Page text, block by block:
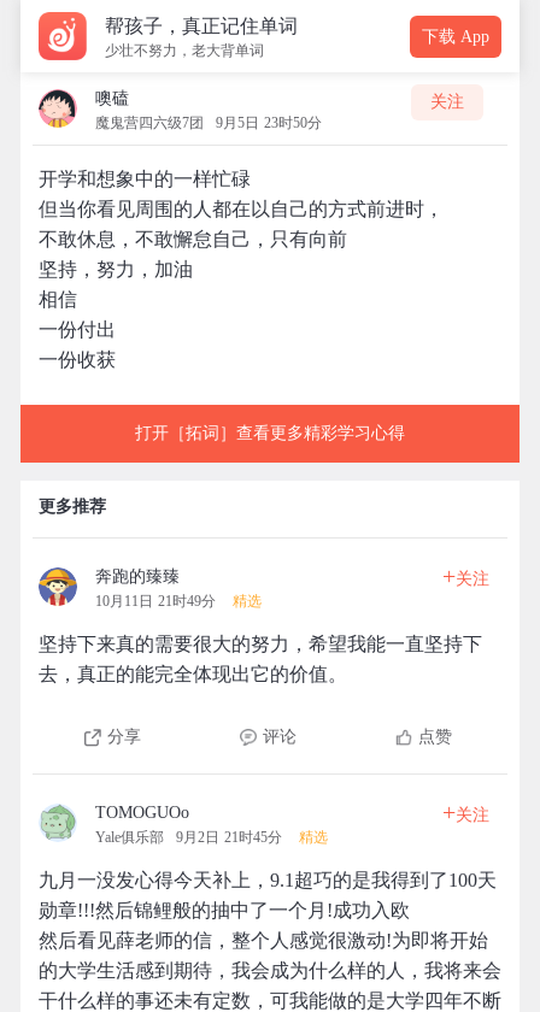
帮孩子，真正记住单词
少壮不努力，老大背单词
下载 App
噢磕
魔鬼营四六级7团 9月5日 23时50分
关注
开学和想象中的一样忙碌
但当你看见周围的人都在以自己的方式前进时，
不敢休息，不敢懈怠自己，只有向前
坚持，努力，加油
相信
一份付出
一份收获
打开［拓词］查看更多精彩学习心得
更多推荐
奔跑的臻臻
10月11日 21时49分 精选
+关注
坚持下来真的需要很大的努力，希望我能一直坚持下
去，真正的能完全体现出它的价值。
分享 评论 点赞
TOMOGUOo
Yale俱乐部 9月2日 21时45分 精选
+关注
九月一没发心得今天补上，9.1超巧的是我得到了100天
勋章!!!然后锦鲤般的抽中了一个月!成功入欧
然后看见薛老师的信，整个人感觉很激动!为即将开始
的大学生活感到期待，我会成为什么样的人，我将来会
干什么样的事还未有定数，可我能做的是大学四年不断